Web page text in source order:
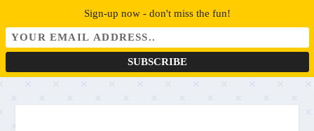
Sign-up now - don't miss the fun!